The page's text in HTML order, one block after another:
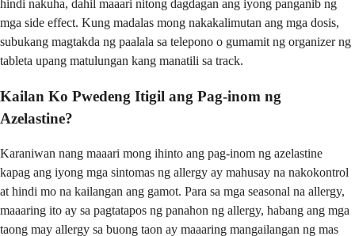
hindi nakuha, dahil maaari nitong dagdagan ang iyong panganib ng
mga side effect. Kung madalas mong nakakalimutan ang mga dosis,
subukang magtakda ng paalala sa telepono o gumamit ng organizer ng
tableta upang matulungan kang manatili sa track.
Kailan Ko Pwedeng Itigil ang Pag-inom ng
Azelastine?
Karaniwan nang maaari mong ihinto ang pag-inom ng azelastine
kapag ang iyong mga sintomas ng allergy ay mahusay na nakokontrol
at hindi mo na kailangan ang gamot. Para sa mga seasonal na allergy,
maaaring ito ay sa pagtatapos ng panahon ng allergy, habang ang mga
taong may allergy sa buong taon ay maaaring mangailangan ng mas